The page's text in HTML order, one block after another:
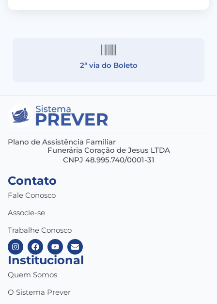
2ª via do Boleto
Plano de Assistência Familiar
Funerária Coração de Jesus LTDA
CNPJ 48.995.740/0001-31
Contato
Fale Conosco
Associe-se
Trabalhe Conosco
Institucional
Quem Somos
O Sistema Prever